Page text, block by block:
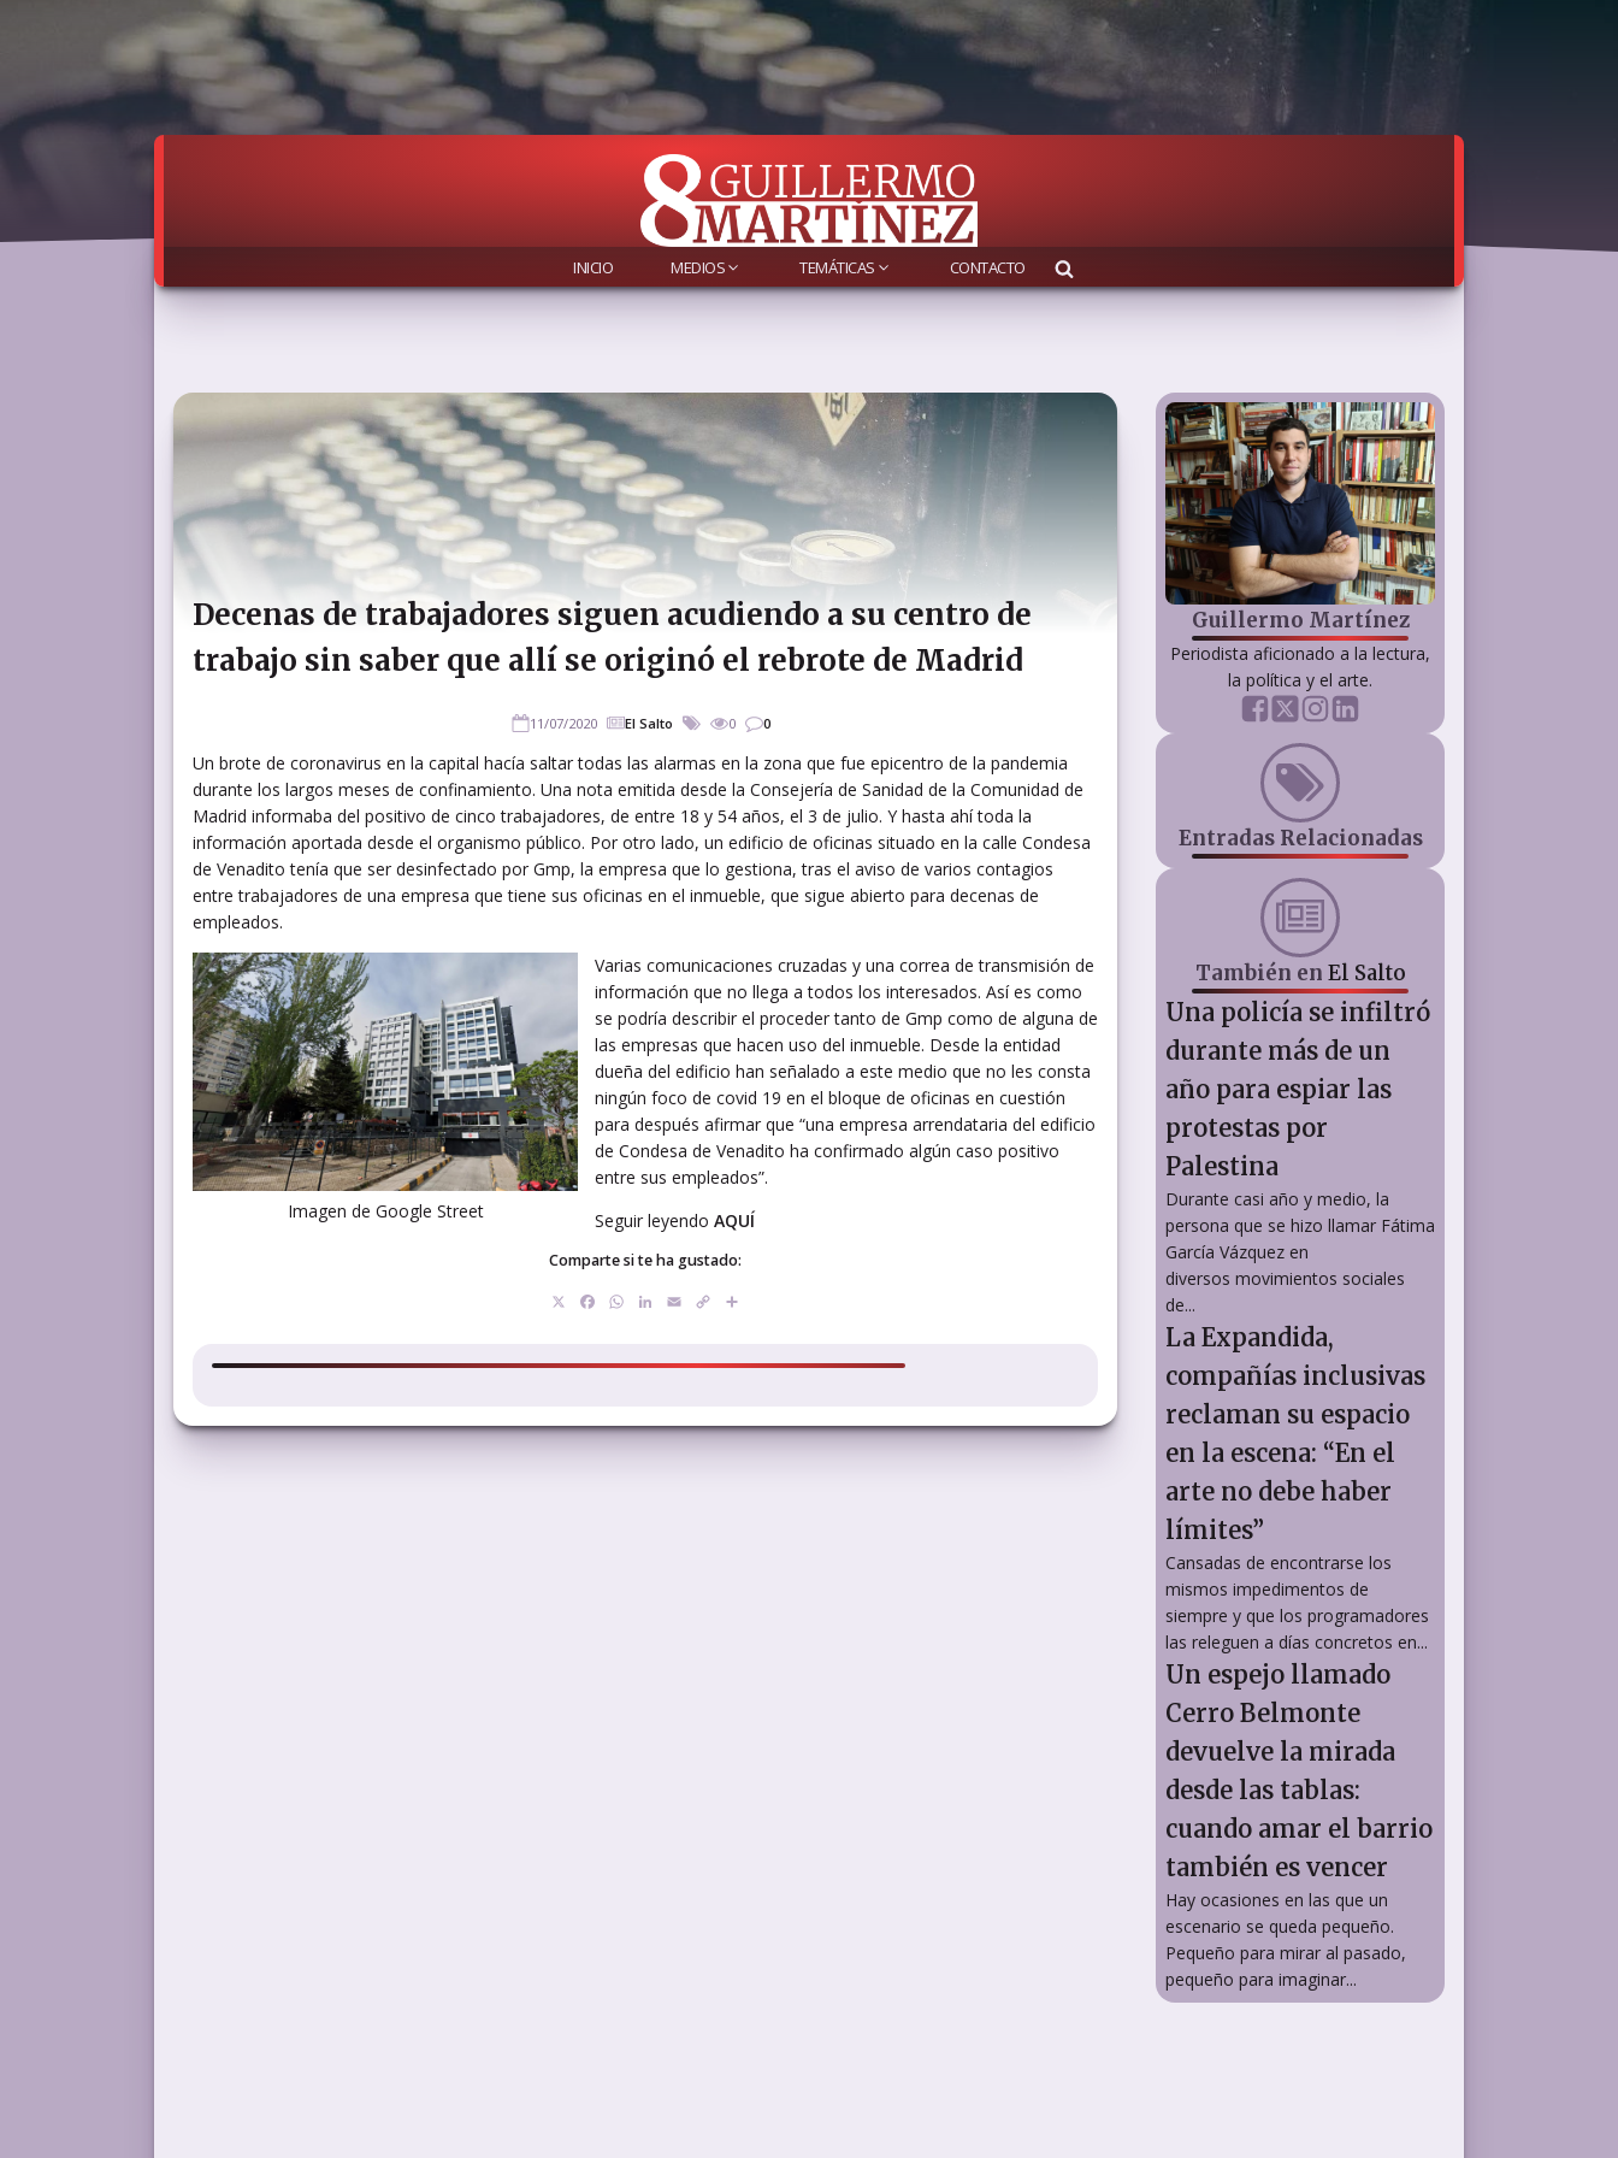
INICIO MEDIOS TEMÁTICAS CONTACTO
Decenas de trabajadores siguen acudiendo a su centro de
trabajo sin saber que allí se originó el rebrote de Madrid
11/07/2020 El Salto 0 0
Un brote de coronavirus en la capital hacía saltar todas las alarmas en la zona que fue epicentro de la pandemia
durante los largos meses de confinamiento. Una nota emitida desde la Consejería de Sanidad de la Comunidad de
Madrid informaba del positivo de cinco trabajadores, de entre 18 y 54 años, el 3 de julio. Y hasta ahí toda la
información aportada desde el organismo público. Por otro lado, un edificio de oficinas situado en la calle Condesa
de Venadito tenía que ser desinfectado por Gmp, la empresa que lo gestiona, tras el aviso de varios contagios
entre trabajadores de una empresa que tiene sus oficinas en el inmueble, que sigue abierto para decenas de
empleados.
Imagen de Google Street
Varias comunicaciones cruzadas y una correa de transmisión de
información que no llega a todos los interesados. Así es como
se podría describir el proceder tanto de Gmp como de alguna de
las empresas que hacen uso del inmueble. Desde la entidad
dueña del edificio han señalado a este medio que no les consta
ningún foco de covid 19 en el bloque de oficinas en cuestión
para después afirmar que “una empresa arrendataria del edificio
de Condesa de Venadito ha confirmado algún caso positivo
entre sus empleados”.
Seguir leyendo AQUÍ
Comparte si te ha gustado:
Facebook
WhatsApp
LinkedIn
EmailCopy
Guillermo Martínez
Periodista aficionado a la lectura,
la política y el arte.
Entradas Relacionadas
También en El Salto
Una policía se infiltró
durante más de un
año para espiar las
protestas por
Palestina
Durante casi año y medio, la
persona que se hizo llamar Fátima
García Vázquez en
diversos movimientos sociales
de...
La Expandida,
compañías inclusivas
reclaman su espacio
en la escena: “En el
arte no debe haber
límites”
Cansadas de encontrarse los
mismos impedimentos de
siempre y que los programadores
las releguen a días concretos en...
Un espejo llamado
Cerro Belmonte
devuelve la mirada
desde las tablas:
cuando amar el barrio
también es vencer
Hay ocasiones en las que un
escenario se queda pequeño.
Pequeño para mirar al pasado,
pequeño para imaginar...